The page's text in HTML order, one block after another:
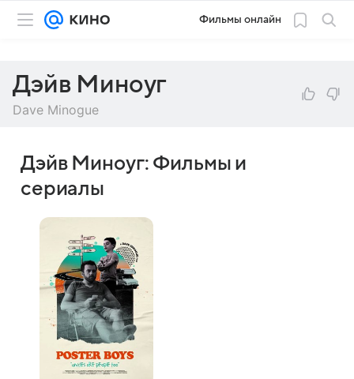
Фильмы онлайн
Дэйв Миноуг
Dave Minogue
Дэйв Миноуг: Фильмы и
сериалы